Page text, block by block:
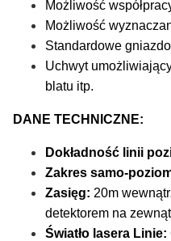
Możliwość
Możliwość
Standardowe
Uchwyt
blatu itp.
DANE TECHNICZNE:
Dokładność linii
Zakres samo-
Zasięg: 20m
detektorem na
Światło lasera Linie: